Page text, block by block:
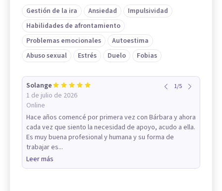
Gestión de la ira Ansiedad
Impulsividad
Habilidades de afrontamiento
Problemas emocionales
Autoestima
Abuso sexual
Estrés Duelo Fobias
Solange
1 de julio de 2026
Online
1/5
Hace años comencé por primera vez con Bárbara y ahora
cada vez que siento la necesidad de apoyo, acudo a ella.
Es muy buena profesional y humana y su forma de
trabajar es...
Leer más